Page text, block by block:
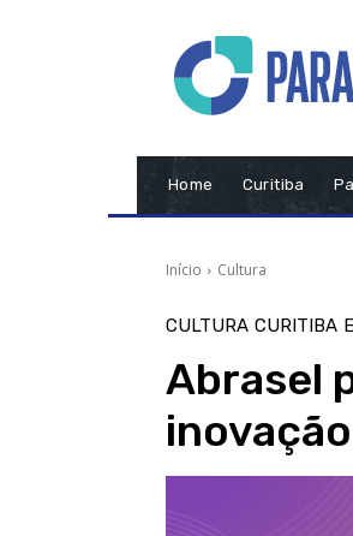
Home Curitiba
Início Cultura
CULTURA CURITIBA
Abrasel